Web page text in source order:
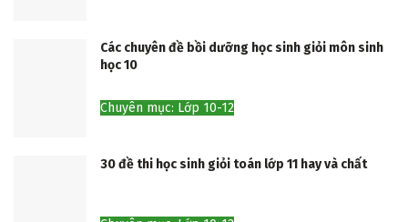
Các chuyên đề bồi dưỡng học sinh giỏi môn sinh
học 10
Chuyên mục: Lớp 10-12
30 đề thi học sinh giỏi toán lớp 11 hay và chất